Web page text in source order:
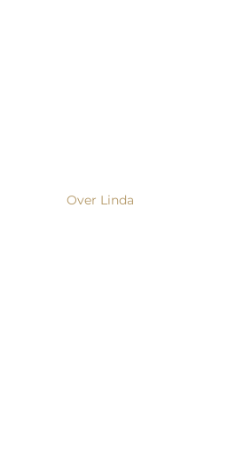
Over Linda